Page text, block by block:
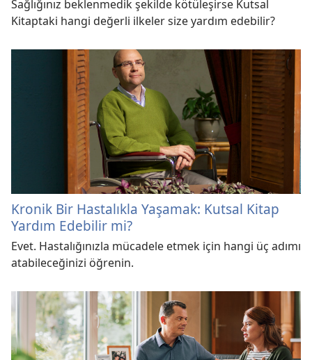
Sağlığınız beklenmedik şekilde kötüleşirse Kutsal
Kitaptaki hangi değerli ilkeler size yardım edebilir?
Kronik Bir Hastalıkla Yaşamak: Kutsal Kitap
Yardım Edebilir mi?
Evet. Hastalığınızla mücadele etmek için hangi üç adımı
atabileceğinizi öğrenin.